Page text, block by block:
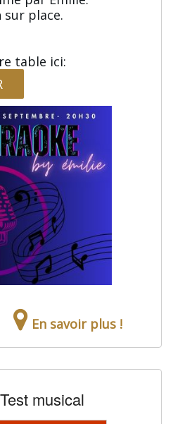
sur place.
table ici:
En savoir plus !
musical